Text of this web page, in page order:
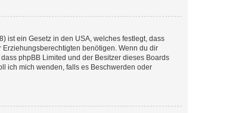
ist ein Gesetz in den USA, welches festlegt, dass
benötigen. Wenn du dir
phpBB Limited und der Besitzer dieses Boards
ich mich wenden, falls es Beschwerden oder